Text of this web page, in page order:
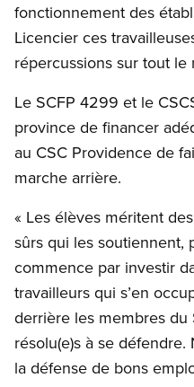
fonctionnement des
Licencier ces
répercussions sur tout le
Le SCFP 4299 et le
province de financer
au CSC Providence de
marche arrière.
« Les élèves méritent
sûrs qui les soutiennent,
commence par investir
travailleurs qui s’en
derrière les membres
résolu(e)s à se
la défense de bons